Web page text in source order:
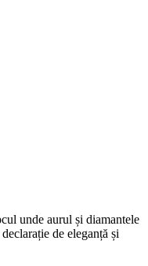
unde aurul și diamantele
de eleganță și